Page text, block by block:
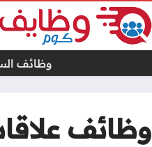
وظائف
وظائف